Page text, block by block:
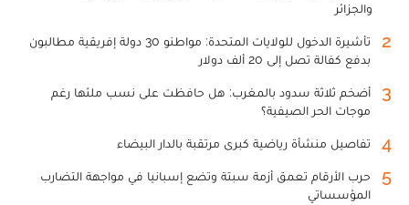
والجزائر
2
تأشيرة الدخول للولايات المتحدة: مواطنو 30 دولة إفريقية مطالبون
بدفع كفالة تصل إلى 20 ألف دولار
3
أضخم ثلاثة سدود بالمغرب: هل حافظت على نسب ملئها رغم
موجات الحر الصيفية؟
4 تفاصيل منشأة رياضية كبرى مرتقبة بالدار البيضاء
5
حرب الأرقام تعمق أزمة سبتة وتضع إسبانيا في مواجهة التضارب
المؤسساتي